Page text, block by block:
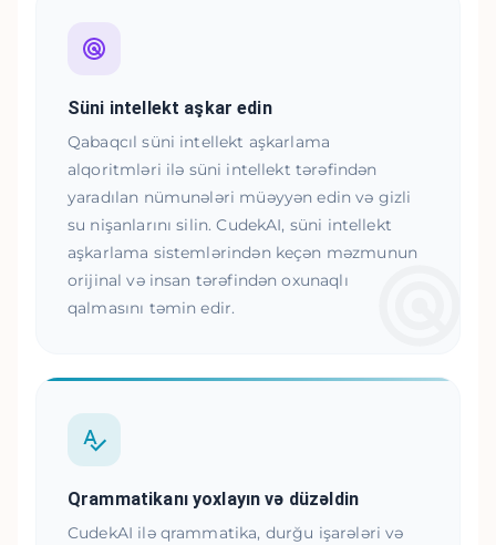
Süni intellekt aşkar edin
Qabaqcıl süni intellekt aşkarlama
alqoritmləri ilə süni intellekt tərəfindən
yaradılan nümunələri müəyyən edin və gizli
su nişanlarını silin. CudekAI, süni intellekt
aşkarlama sistemlərindən keçən məzmunun
orijinal və insan tərəfindən oxunaqlı
qalmasını təmin edir.
Qrammatikanı yoxlayın və düzəldin
CudekAI ilə qrammatika, durğu işarələri və